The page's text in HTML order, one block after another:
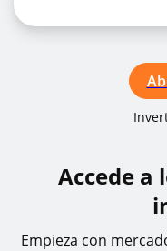
Accede a
Empieza con